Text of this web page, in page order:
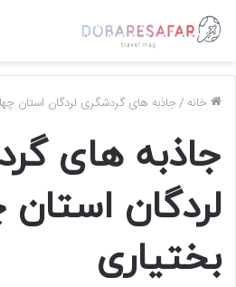
خانه /جاذبه های گردشگری لردگان استان
جاذبه های
لردگان استان
بختیاری